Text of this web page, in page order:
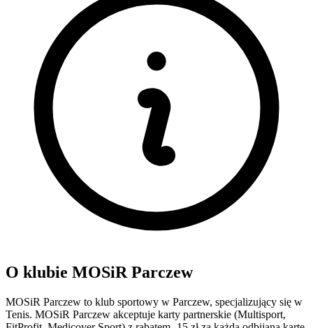
O klubie MOSiR Parczew
MOSiR Parczew to klub sportowy w Parczew, specjalizujący się w
Tenis. MOSiR Parczew akceptuje karty partnerskie (Multisport,